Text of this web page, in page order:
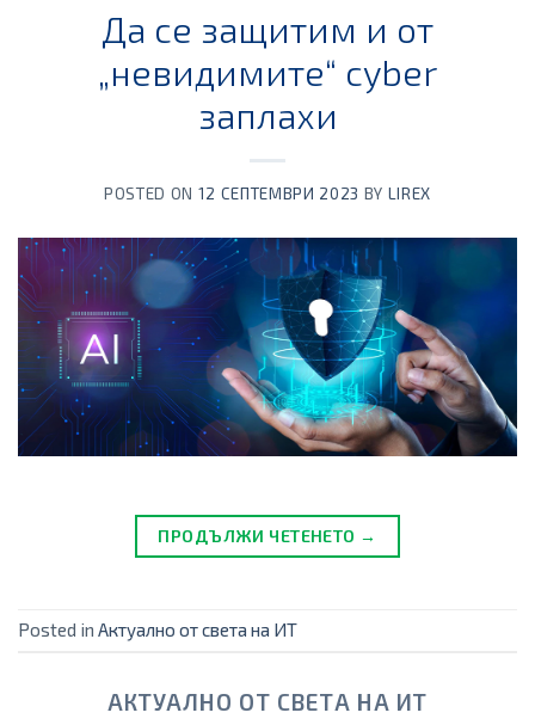
Да се защитим и от
„невидимите“ cyber
заплахи
POSTED ON 12 СЕПТЕМВРИ 2023 BY LIREX
ПРОДЪЛЖИ ЧЕТЕНЕТО →
Posted in Актуално от света на ИТ
АКТУАЛНО ОТ СВЕТА НА ИТ